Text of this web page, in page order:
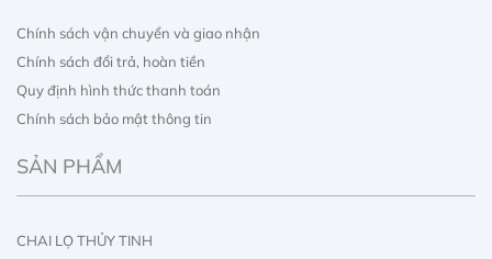
Chính sách vận chuyển và giao nhận
Chính sách đổi trả, hoàn tiền
Quy định hình thức thanh toán
Chính sách bảo mật thông tin
SẢN PHẨM
CHAI LỌ THỦY TINH